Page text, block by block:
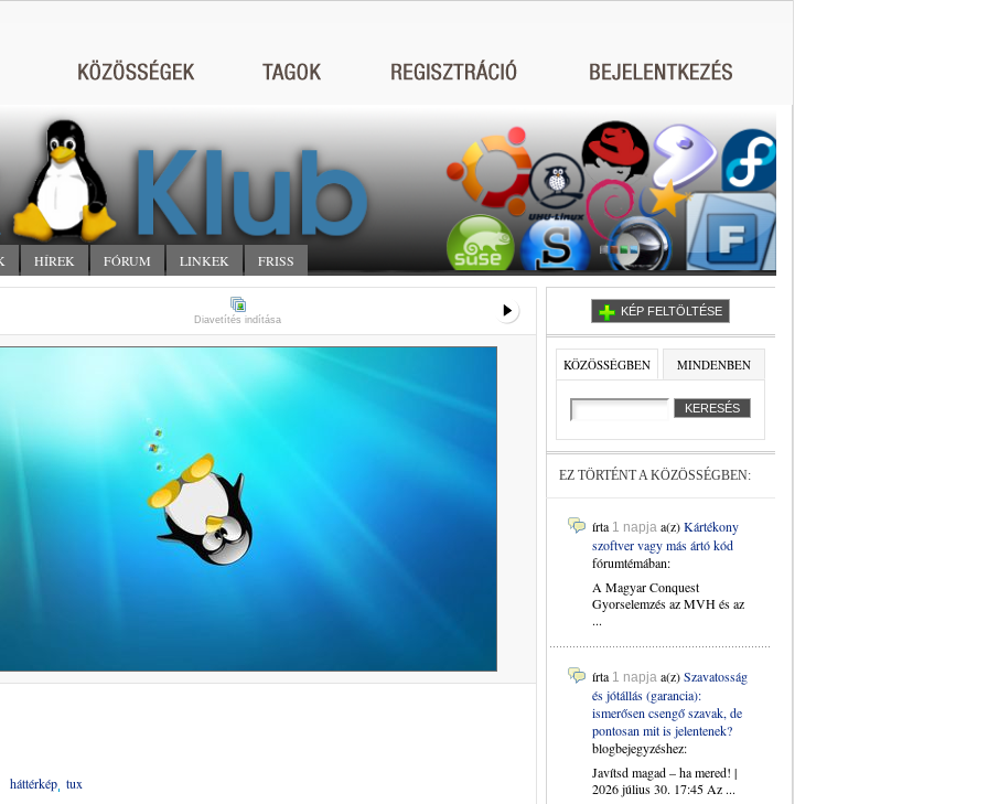
HÍREK FÓRUM LINKEK FRISS
Diavetítés indítása
háttérkép tux
KÉP FELTÖLTÉSE
KÖZÖSSÉGBEN MINDENBEN
EZ TÖRTÉNT A KÖZÖSSÉGBEN:
írta 1 napja a(z)Kártékony
szoftver vagy más ártó kód
fórumtémában:
A Magyar Conquest
Gyorselemzés az MVH és az
...
írta 1 napja a(z)Szavatosság
és jótállás (garancia):
ismerősen csengő szavak, de
pontosan mit is jelentenek?
blogbejegyzéshez:
Javítsd magad – ha mered! |
2026 július 30. 17:45 Az ...